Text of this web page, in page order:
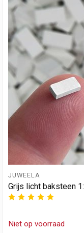
JUWEELA
Grijs licht baksteen
Niet op voorraad